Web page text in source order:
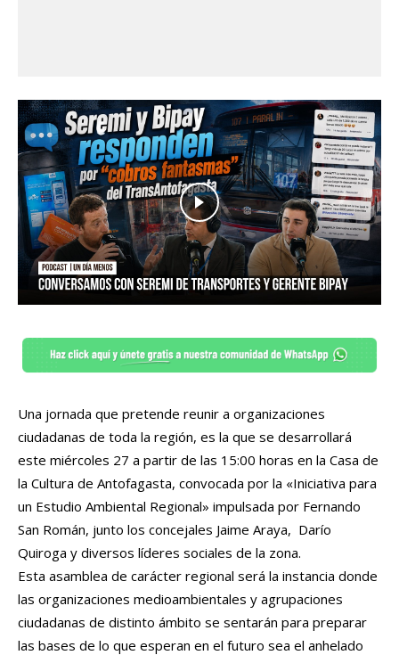
Una jornada que pretende reunir a organizaciones
ciudadanas de toda la región, es la que se desarrollará
este miércoles 27 a partir de las 15:00 horas en la Casa de
la Cultura de Antofagasta, convocada por la «Iniciativa para
un Estudio Ambiental Regional» impulsada por Fernando
San Román, junto los concejales Jaime Araya, Darío
Quiroga y diversos líderes sociales de la zona.
Esta asamblea de carácter regional será la instancia donde
las organizaciones medioambientales y agrupaciones
ciudadanas de distinto ámbito se sentarán para preparar
las bases de lo que esperan en el futuro sea el anhelado